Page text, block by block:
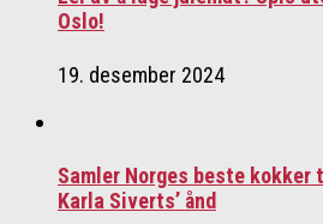
Oslo!
19. desember 2024
Samler Norges beste
Karla Siverts’ ånd